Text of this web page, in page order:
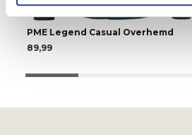
PME Legend Casual Overhemd
89,99